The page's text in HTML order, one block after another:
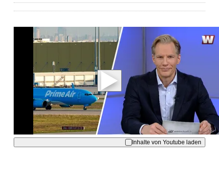
Mit der Wiedergabe dieses Videos werden
Daten an Youtube übertragen.
Hinweise dazu erhalten Sie in derDatenschutzerklärung
Akzeptieren
Inhalte von Youtube laden